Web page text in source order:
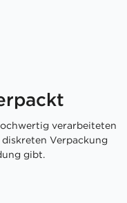
verarbeiteten
Verpackung
gibt.